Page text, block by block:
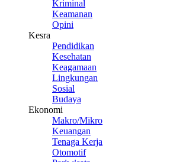
Kriminal
Keamanan
Opini
Kesra
Pendidikan
Kesehatan
Keagamaan
Lingkungan
Sosial
Budaya
Ekonomi
Makro/Mikro
Keuangan
Tenaga Kerja
Otomotif